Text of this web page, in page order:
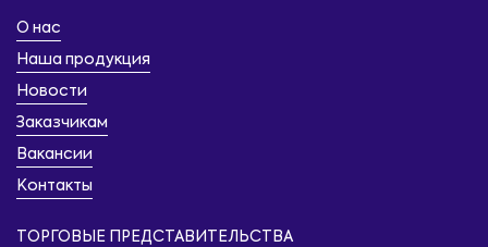
О нас
Наша продукция
Новости
Заказчикам
Вакансии
Контакты
ТОРГОВЫЕ ПРЕДСТАВИТЕЛЬСТВА